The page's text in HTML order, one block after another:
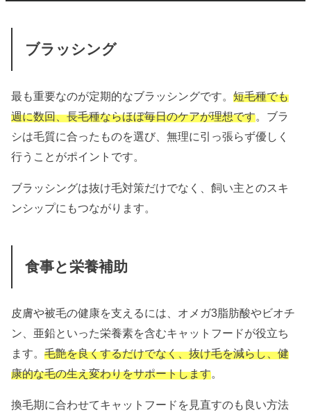
ブラッシング
最も重要なのが定期的なブラッシングです。短毛種でも
週に数回、長毛種ならほぼ毎日のケアが理想です 。ブラ
シは毛質に合ったものを選び、無理に引っ張らず優しく
行うことがポイントです。
ブラッシングは抜け毛対策だけでなく、飼い主とのスキ
ンシップにもつながります。
食事と栄養補助
皮膚や被毛の健康を支えるには、オメガ3脂肪酸やビオチ
ン、亜鉛といった栄養素を含むキャットフードが役立ち
ます。毛艶を良くするだけでなく、抜け毛を減らし、健
康的な毛の生え変わりをサポートします。
換毛期に合わせてキャットフードを見直すのも良い方法